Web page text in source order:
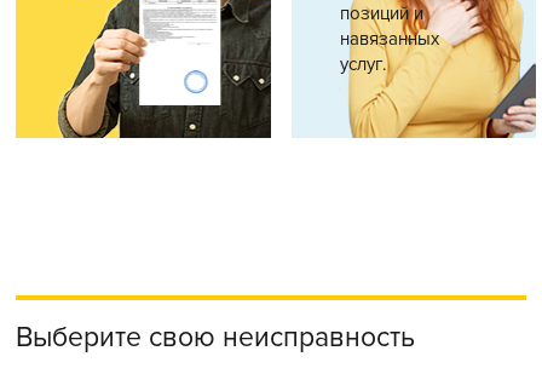
позиций и
навязанных
услуг.
Выберите свою неисправность